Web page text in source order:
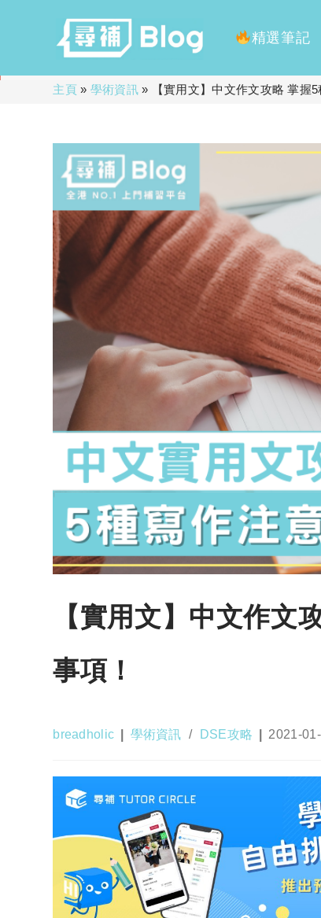
精選筆記
主頁» 學術資訊» 【實用文】中文作文攻略 掌握
【實用文】中文作文
事項！
Post
breadholic
Post
學術資訊 / DSE攻略
Post
2021-